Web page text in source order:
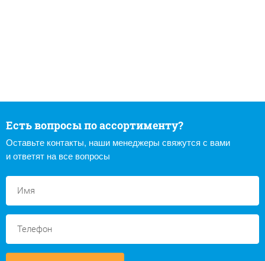
Есть вопросы по ассортименту?
Оставьте контакты, наши менеджеры свяжутся с вами
и ответят на все вопросы